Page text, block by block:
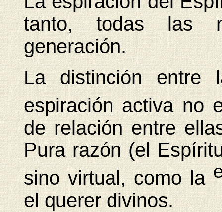
tanto, todas las
generación.
La distinción entre
espiración activa no
de relación entre
Pura razón (el
sino virtual, como la
el querer divinos.